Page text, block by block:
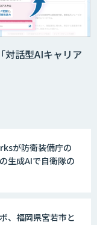
対話型AIキャリア
が防衛装備庁の
生成AIで自衛隊の
、福岡県宮若市と